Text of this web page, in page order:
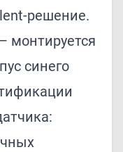
решение.
монтируется
синего